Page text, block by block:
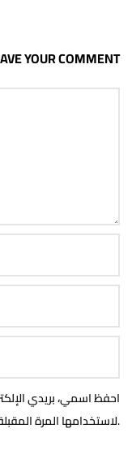
YOUR COMMENT
احفظ اسمي، بريدي
لاستخدامها المرة المقبلة في تعليقي.